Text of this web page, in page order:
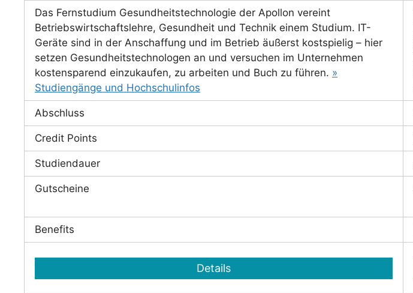
Das Fernstudium Gesundheitstechnologie der Apollon vereint
Betriebswirtschaftslehre, Gesundheit und Technik einem Studium. IT-
Geräte sind in der Anschaffung und im Betrieb äußerst kostspielig – hier
setzen Gesundheitstechnologen an und versuchen im Unternehmen
kostensparend einzukaufen, zu arbeiten und Buch zu führen. »
Studiengänge und Hochschulinfos
Abschluss
Credit Points
Studiendauer
Gutscheine
Benefits
Details